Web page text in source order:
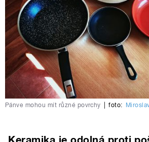
Pánve mohou mít různé povrchy foto: